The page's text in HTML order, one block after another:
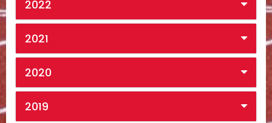
2022
2021
2020
2019